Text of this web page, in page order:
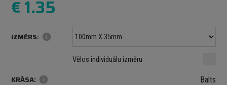
€1.35
IZMĒRS: info
mm mm
Maksimālais izmērs: 1000 mm
Vēlos individuālu izmēru
KRĀSA: info Balts